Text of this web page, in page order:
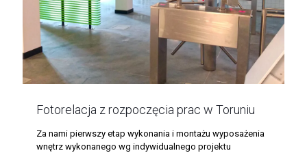
Fotorelacja z rozpoczęcia prac w Toruniu
Za nami pierwszy etap wykonania i montażu wyposażenia
wnętrz wykonanego wg indywidualnego projektu